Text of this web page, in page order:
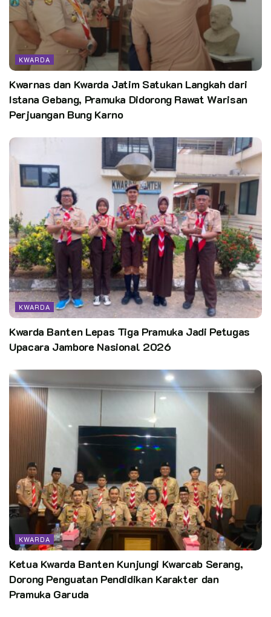
KWARDA
Kwarnas dan Kwarda Jatim Satukan Langkah dari
Istana Gebang, Pramuka Didorong Rawat Warisan
Perjuangan Bung Karno
KWARDA
Kwarda Banten Lepas Tiga Pramuka Jadi Petugas
Upacara Jambore Nasional 2026
KWARDA
Ketua Kwarda Banten Kunjungi Kwarcab Serang,
Dorong Penguatan Pendidikan Karakter dan
Pramuka Garuda